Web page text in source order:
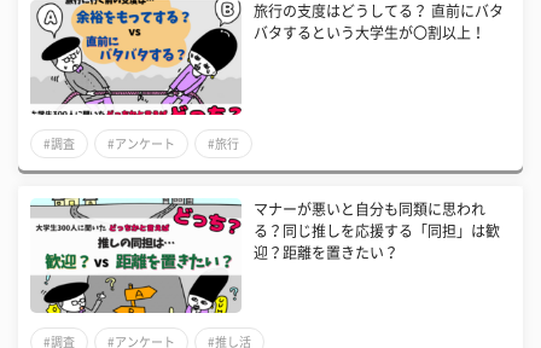
旅行の支度はどうしてる？ 直前にバタ
バタするという大学生が〇割以上！
#調査 #アンケート #旅行
マナーが悪いと自分も同類に思われ
る？同じ推しを応援する「同担」は歓
迎？距離を置きたい？
#調査 #アンケート #推し活